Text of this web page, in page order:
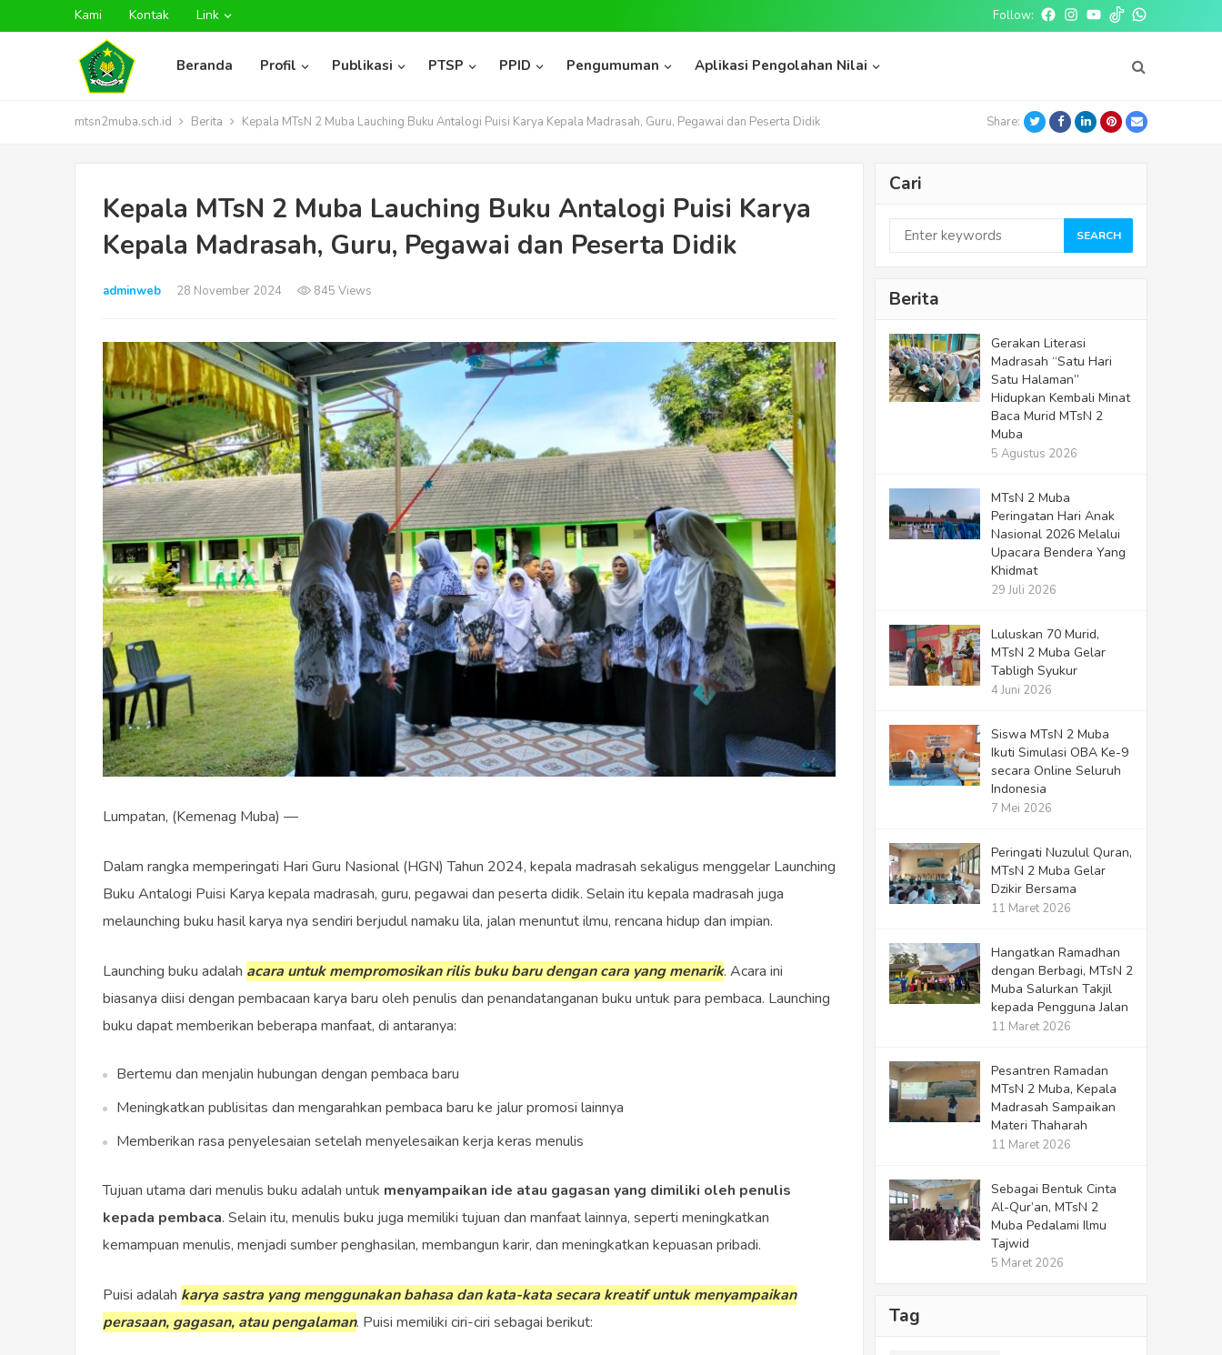
Kami Kontak Link Follow: FacebookInstagram
Youtube
tiktokwhatsapp
Beranda Profil Publikasi PTSP PPID Pengumuman Aplikasi Pengolahan Nilai
mtsn2muba.sch.id Berita Kepala MTsN 2 Muba Lauching Buku Antalogi Puisi Karya Kepala Madrasah, Guru, Pegawai dan Peserta Didik Share: TwitterFacebookLinkedInPinterest
Email
Kepala MTsN 2 Muba Lauching Buku Antalogi Puisi Karya
Kepala Madrasah, Guru, Pegawai dan Peserta Didik
adminweb 28 November 2024 845 Views
Lumpatan, (Kemenag Muba) —
Dalam rangka memperingati Hari Guru Nasional (HGN) Tahun 2024, kepala madrasah sekaligus menggelar Launching
Buku Antalogi Puisi Karya kepala madrasah, guru, pegawai dan peserta didik. Selain itu kepala madrasah juga
melaunching buku hasil karya nya sendiri berjudul namaku lila, jalan menuntut ilmu, rencana hidup dan impian.
Launching buku adalah acara untuk mempromosikan rilis buku baru dengan cara yang menarik. Acara ini
biasanya diisi dengan pembacaan karya baru oleh penulis dan penandatanganan buku untuk para pembaca. Launching
buku dapat memberikan beberapa manfaat, di antaranya:
Bertemu dan menjalin hubungan dengan pembaca baru
Meningkatkan publisitas dan mengarahkan pembaca baru ke jalur promosi lainnya
Memberikan rasa penyelesaian setelah menyelesaikan kerja keras menulis
Tujuan utama dari menulis buku adalah untuk menyampaikan ide atau gagasan yang dimiliki oleh penulis
kepada pembaca. Selain itu, menulis buku juga memiliki tujuan dan manfaat lainnya, seperti meningkatkan
kemampuan menulis, menjadi sumber penghasilan, membangun karir, dan meningkatkan kepuasan pribadi.
Puisi adalah karya sastra yang menggunakan bahasa dan kata-kata secara kreatif untuk menyampaikan
perasaan, gagasan, atau pengalaman. Puisi memiliki ciri-ciri sebagai berikut:
Cari
SEARCH
Berita
Gerakan Literasi
Madrasah “Satu Hari
Satu Halaman”
Hidupkan Kembali Minat
Baca Murid MTsN 2
Muba
5 Agustus 2026
MTsN 2 Muba
Peringatan Hari Anak
Nasional 2026 Melalui
Upacara Bendera Yang
Khidmat
29 Juli 2026
Luluskan 70 Murid,
MTsN 2 Muba Gelar
Tabligh Syukur
4 Juni 2026
Siswa MTsN 2 Muba
Ikuti Simulasi OBA Ke-9
secara Online Seluruh
Indonesia
7 Mei 2026
Peringati Nuzulul Quran,
MTsN 2 Muba Gelar
Dzikir Bersama
11 Maret 2026
Hangatkan Ramadhan
dengan Berbagi, MTsN 2
Muba Salurkan Takjil
kepada Pengguna Jalan
11 Maret 2026
Pesantren Ramadan
MTsN 2 Muba, Kepala
Madrasah Sampaikan
Materi Thaharah
11 Maret 2026
Sebagai Bentuk Cinta
Al-Qur’an, MTsN 2
Muba Pedalami Ilmu
Tajwid
5 Maret 2026
Tag